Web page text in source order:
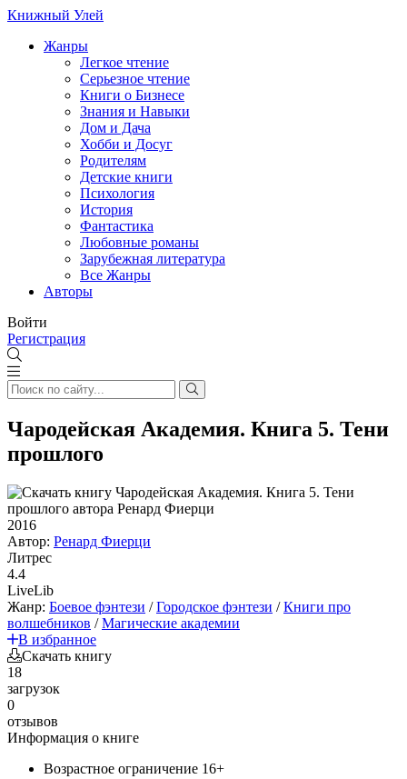
Книжный Улей
Жанры
Легкое чтение
Серьезное чтение
Книги о Бизнесе
Знания и Навыки
Дом и Дача
Хобби и Досуг
Родителям
Детские книги
Психология
История
Фантастика
Любовные романы
Зарубежная литература
Все Жанры
Авторы
Войти
Регистрация
Чародейская Академия. Книга 5. Тени
прошлого
2016
Автор: Ренард Фиерци
Литрес
4.4
LiveLib
Жанр: Боевое фэнтези /Городское фэнтези /Книги про
волшебников /Магические академии
В избранное
Скачать книгу
18
загрузок
0
отзывов
Информация о книге
Возрастное ограничение 16+